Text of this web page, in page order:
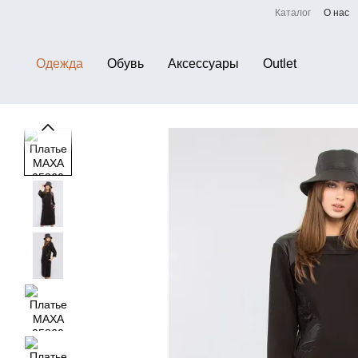
Каталог О нас
Одежда Обувь Аксессуары Outlet